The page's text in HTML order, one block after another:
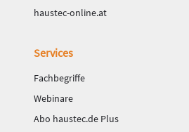
haustec-online.at
Services
Fachbegriffe
Webinare
Abo haustec.de Plus